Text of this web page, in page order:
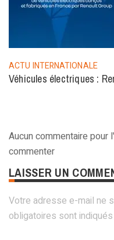
ACTU INTERNATIONALE
Véhicules électriques :
Aucun commentaire
commenter
LAISSER UN
Votre adresse e-mail ne
obligatoires sont